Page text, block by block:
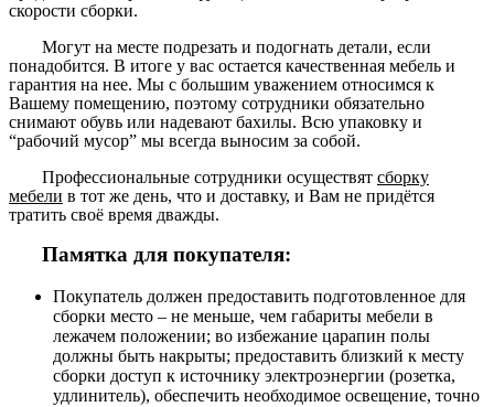
скорости сборки.
Могут на месте подрезать и подогнать детали, если
понадобится. В итоге у вас остается качественная мебель и
гарантия на нее. Мы с большим уважением относимся к
Вашему помещению, поэтому сотрудники обязательно
снимают обувь или надевают бахилы. Всю упаковку и
“рабочий мусор” мы всегда выносим за собой.
Профессиональные сотрудники осуществят сборку
мебели в тот же день, что и доставку, и Вам не придётся
тратить своё время дважды.
Памятка для покупателя:
Покупатель должен предоставить подготовленное для
сборки место – не меньше, чем габариты мебели в
лежачем положении; во избежание царапин полы
должны быть накрыты; предоставить близкий к месту
сборки доступ к источнику электроэнергии (розетка,
удлинитель), обеспечить необходимое освещение, точно